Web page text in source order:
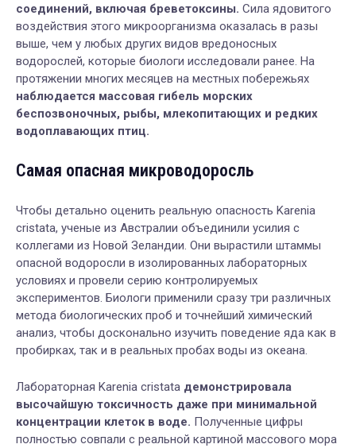
соединений, включая бреветоксины. Сила ядовитого
воздействия этого микроорганизма оказалась в разы
выше, чем у любых других видов вредоносных
водорослей, которые биологи исследовали ранее. На
протяжении многих месяцев на местных побережьях
наблюдается массовая гибель морских
беспозвоночных, рыбы, млекопитающих и редких
водоплавающих птиц.
Самая опасная микроводоросль
Чтобы детально оценить реальную опасность Karenia
cristata, ученые из Австралии объединили усилия с
коллегами из Новой Зеландии. Они вырастили штаммы
опасной водоросли в изолированных лабораторных
условиях и провели серию контролируемых
экспериментов. Биологи применили сразу три различных
метода биологических проб и точнейший химический
анализ, чтобы досконально изучить поведение яда как в
пробирках, так и в реальных пробах воды из океана.
Лабораторная Karenia cristata демонстрировала
высочайшую токсичность даже при минимальной
концентрации клеток в воде. Полученные цифры
полностью совпали с реальной картиной массового мора